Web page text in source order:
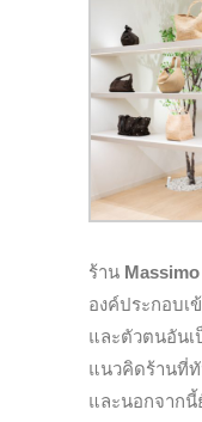
ร้าน
องค์ประกอบเ
และตัวตนอันเ
แนวคิดร้านที่ทั
และนอกจาก